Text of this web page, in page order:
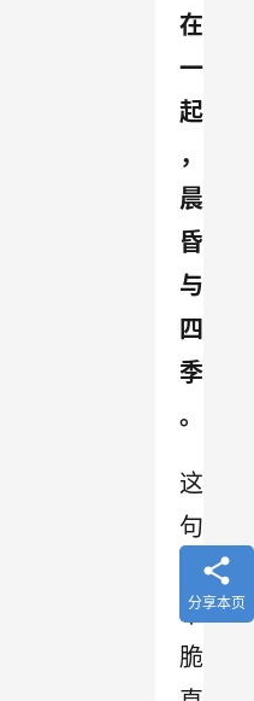
在
一
起
，
晨
昏
与
四
季
。
这
句
干
脆
分享本页